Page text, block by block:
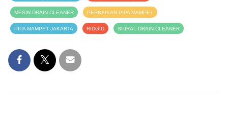
MESIN DRAIN CLEANER PERBAIKAN PIPA MAMPET
PIPA MAMPET JAKARTA RIDGID SPIRAL DRAIN CLEANER